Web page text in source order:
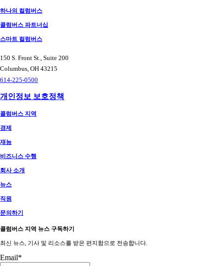
하나의 컬럼버스
콜럼버스 파트너십
스마트 컬럼버스
150 S. Front St., Suite 200
Columbus, OH 43215
614-225-0500
개인정보 보호정책
콜럼버스 지역
경제
재능
비즈니스 수행
회사 소개
뉴스
직원
문의하기
콜럼버스 지역 뉴스 구독하기
최신 뉴스, 기사 및 리소스를 받은 편지함으로 전송합니다.
Email*